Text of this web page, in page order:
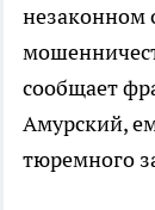
незаконном
сообщает
Амурский,
тюремного